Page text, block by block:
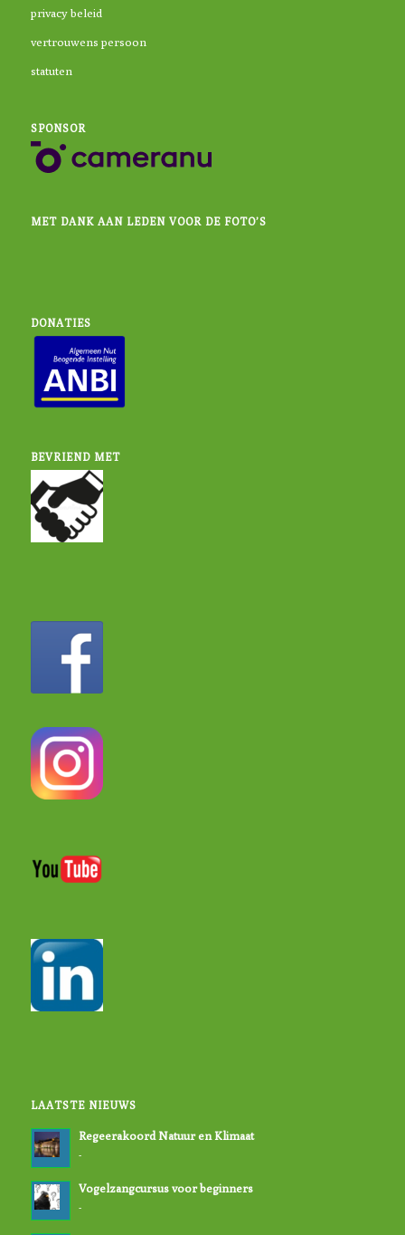
privacy beleid
vertrouwens persoon
statuten
SPONSOR
MET DANK AAN LEDEN VOOR DE FOTO’S
DONATIES
BEVRIEND MET
LAATSTE NIEUWS
Regeerakoord Natuur en Klimaat
-
Vogelzangcursus voor beginners
-